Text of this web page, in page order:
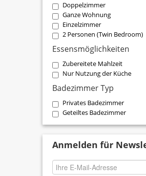
Doppelzimmer
Ganze Wohnung
Einzelzimmer
2 Personen (Twin Bedroom)
Essensmöglichkeiten
Zubereitete Mahlzeit
Nur Nutzung der Küche
Badezimmer Typ
Privates Badezimmer
Geteiltes Badezimmer
Anmelden für